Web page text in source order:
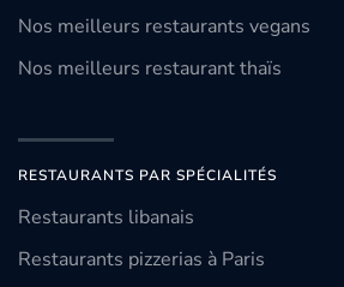
Nos meilleurs restaurants vegans
Nos meilleurs restaurant thaïs
RESTAURANTS PAR SPÉCIALITÉS
Restaurants libanais
Restaurants pizzerias à Paris